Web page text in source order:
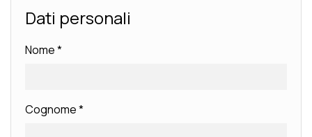
Dati personali
Nome*
Cognome*